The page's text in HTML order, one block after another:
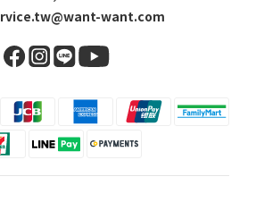
want.com